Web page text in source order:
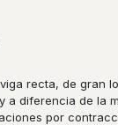
recta, de gran
a diferencia de la
por